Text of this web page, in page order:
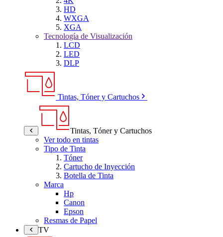
HD
WXGA
XGA
Tecnología de Visualización
LCD
LED
DLP
Tintas, Tóner y Cartuchos
Tintas, Tóner y Cartuchos
Ver todo en tintas
Tipo de Tinta
Tóner
Cartucho de Inyección
Botella de Tinta
Marca
Hp
Canon
Epson
Resmas de Papel
TV